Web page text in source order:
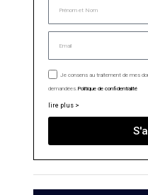
Je consens au traitement de mes
demandées.Politique de confidentialité
lire plus >